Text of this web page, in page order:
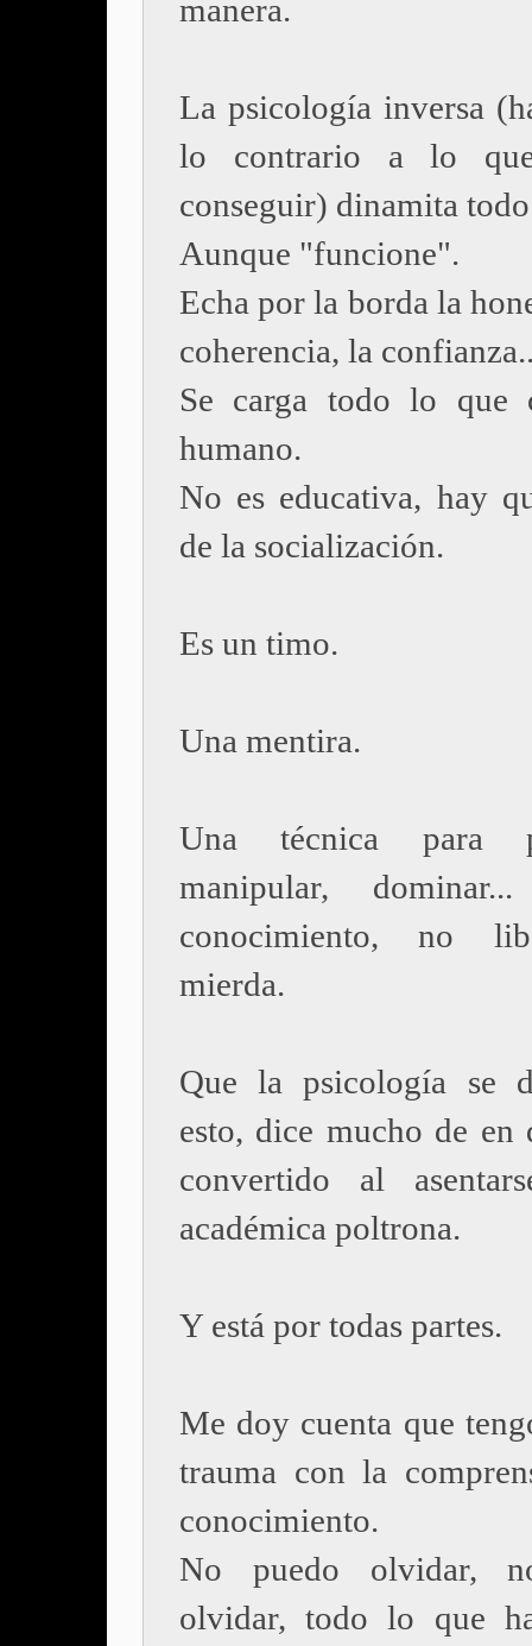
manera.
La psicología inversa
lo contrario a lo
conseguir) dinamita
Aunque "funcione".
Echa por la borda la
coherencia, la
Se carga todo lo que
humano.
No es educativa, hay
de la socialización.
Es un timo.
Una mentira.
Una técnica para
manipular,
conocimiento, no
mierda.
Que la psicología se
esto, dice mucho de en
convertido al
académica poltrona.
Y está por todas partes.
Me doy cuenta que
trauma con la
conocimiento.
No puedo olvidar,
olvidar, todo lo que